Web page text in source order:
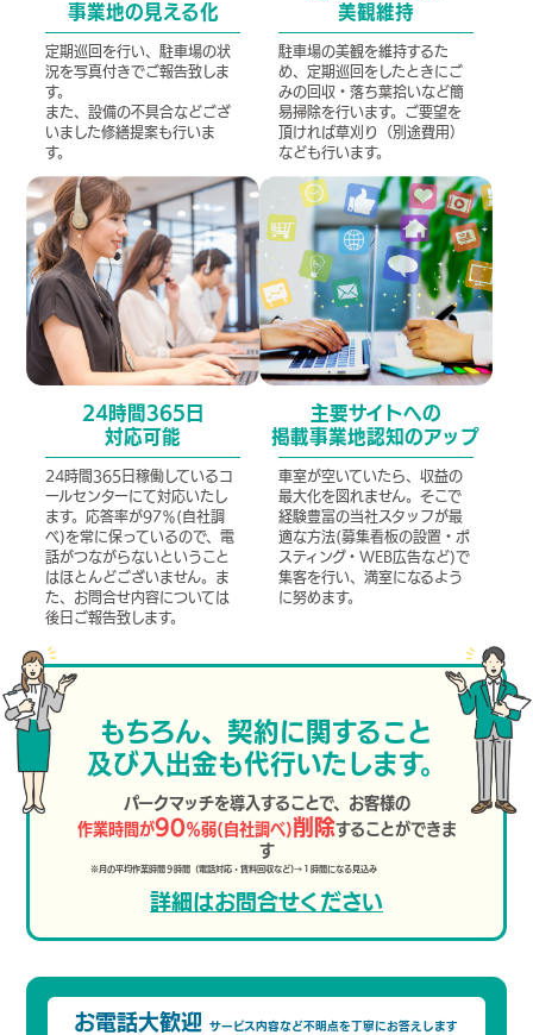
事業地の見える化
定期巡回を行い、駐車場の状
況を写真付きでご報告致しま
す。
また、設備の不具合などござ
いました修繕提案も行いま
す。
美観維持
駐車場の美観を維持するた
め、定期巡回をしたときにご
みの回収・落ち葉拾いなど簡
易掃除を行います。ご要望を
頂ければ草刈り（別途費用）
なども行います。
24時間365日
対応可能
24時間365日稼働しているコ
ールセンターにて対応いたし
ます。応答率が97％(自社調
べ)を常に保っているので、電
話がつながらないということ
はほとんどございません。ま
た、お問合せ内容については
後日ご報告致します。
主要サイトへの
掲載事業地認知のアップ
車室が空いていたら、収益の
最大化を図れません。そこで
経験豊富の当社スタッフが最
適な方法(募集看板の設置・ポ
スティング・WEB広告など)で
集客を行い、満室になるよう
に努めます。
もちろん、契約に関すること
及び入出金も代行いたします。
パークマッチを導入することで、お客様の
作業時間が90％弱(自社調べ)削除することができま
す
※月の平均作業時間９時間（電話対応・賃料回収など)→１時間になる見込み
詳細はお問合せください
お電話大歓迎 サービス内容など不明点を丁寧にお答えします